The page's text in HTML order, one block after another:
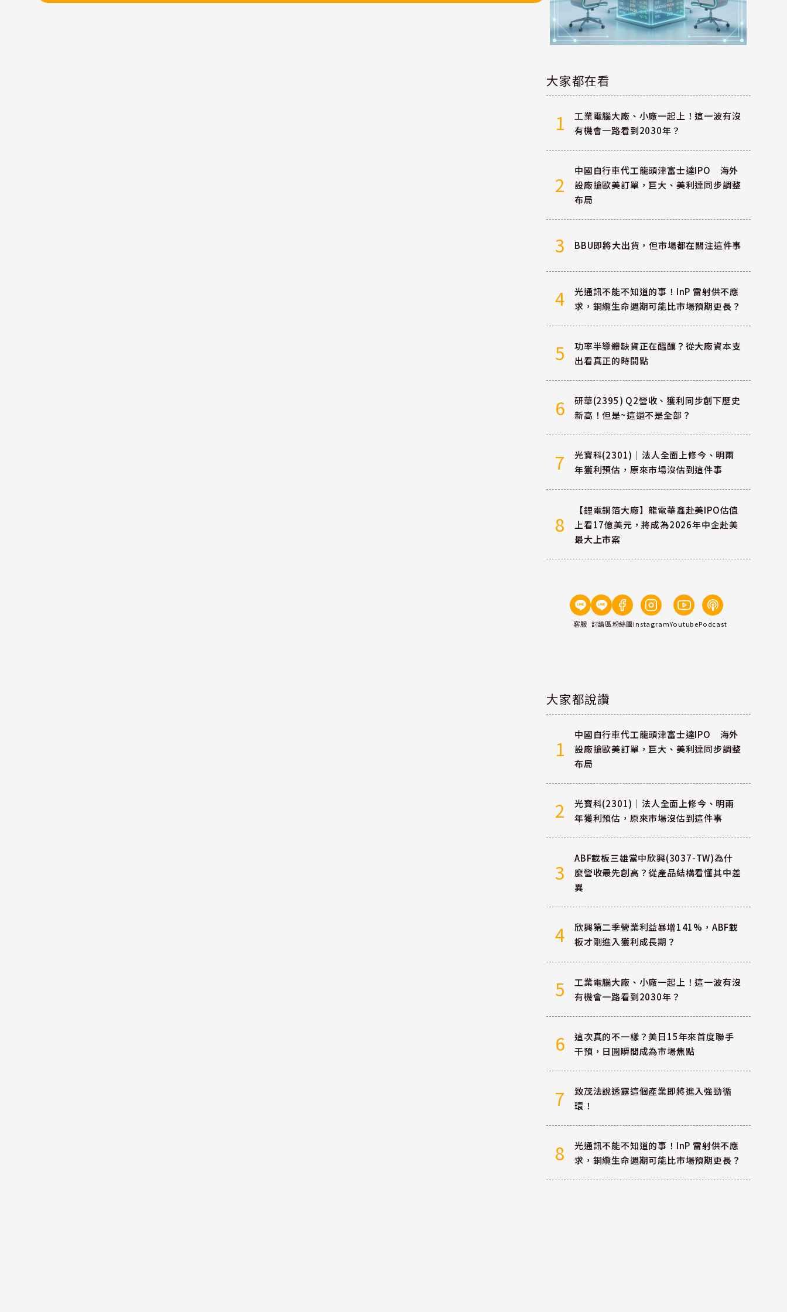
大家都在看
1
工業電腦大廠、小廠一起上！這一波有沒
有機會一路看到2030年？
2
中國自行車代工龍頭津富士達IPO 海外
設廠搶歐美訂單，巨大、美利達同步調整
布局
3 BBU即將大出貨，但市場都在關注這件事
4
光通訊不能不知道的事！InP 雷射供不應
求，銅纜生命週期可能比市場預期更長？
5
功率半導體缺貨正在醞釀？從大廠資本支
出看真正的時間點
6
研華(2395) Q2營收、獲利同步創下歷史
新高！但是~這還不是全部？
7
光寶科(2301)｜法人全面上修今、明兩
年獲利預估，原來市場沒估到這件事
8
【鋰電銅箔大廠】龍電華鑫赴美IPO估值
上看17億美元，將成為2026年中企赴美
最大上市案
客服 討論區粉絲團InstagramYoutubePodcast
大家都說讚
1
中國自行車代工龍頭津富士達IPO 海外
設廠搶歐美訂單，巨大、美利達同步調整
布局
2
光寶科(2301)｜法人全面上修今、明兩
年獲利預估，原來市場沒估到這件事
3
ABF載板三雄當中欣興(3037-TW)為什
麼營收最先創高？從產品結構看懂其中差
異
4
欣興第二季營業利益暴增141%，ABF載
板才剛進入獲利成長期？
5
工業電腦大廠、小廠一起上！這一波有沒
有機會一路看到2030年？
6
這次真的不一樣？美日15年來首度聯手
干預，日圓瞬間成為市場焦點
7
致茂法說透露這個產業即將進入強勁循
環！
8
光通訊不能不知道的事！InP 雷射供不應
求，銅纜生命週期可能比市場預期更長？